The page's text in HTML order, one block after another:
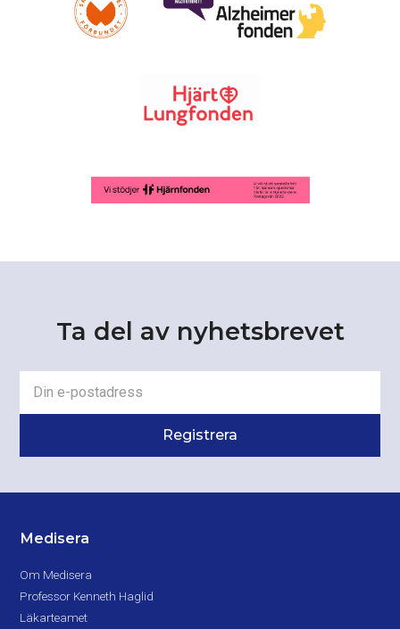
Ta del av nyhetsbrevet
Medisera
Om Medisera
Professor Kenneth Haglid
Läkarteamet